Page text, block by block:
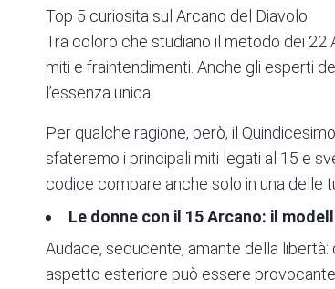
Top 5 curiosita sul Arcano del Diavolo
Tra coloro che studiano il metodo dei 22
miti e fraintendimenti. Anche gli esperti
l’essenza unica.
Per qualche ragione, però, il
sfateremo i principali miti legati al 15 e
codice compare anche solo in una delle
Le donne con il 15 Arcano: il
Audace, seducente, amante della
aspetto esteriore può essere